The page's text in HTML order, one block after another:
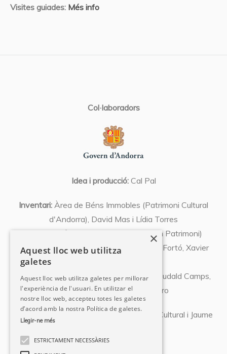
Visites guiades: Més info
Col·laboradors
Idea i producció:Cal Pal
Inventari: Àrea de Béns Immobles (Patrimoni Cultural
d'Andorra), David Mas i Lídia Torres
Coordinació:
Xavier Llovera (Expert en Patrimoni)
Textos:Olivier Codina, Josep Font, Abel Fortó, Xavier
Albert Pujal, Miquel Orovio, David Mas, Eudald Camps,
Pedro Azara, Natàlia Chocarro
Fotografies: Departament de Patrimoni Cultural i Jaume
×
Aquest lloc web utilitza
galetes
Aquest lloc web utilitza galetes per millorar
l'experiència de l'usuari. En utilitzar el
nostre lloc web, accepteu totes les galetes
d’acord amb la nostra Política de galetes.
Llegir-ne més
ESTRICTAMENT NECESSÀRIES